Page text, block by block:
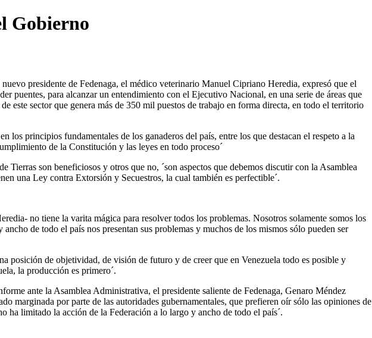
Gobierno
presidente de Fedenaga, el médico veterinario Manuel Cipriano Heredia, expresó que el
puentes, para alcanzar un entendimiento con el Ejecutivo Nacional, en una serie de áreas que
este sector que genera más de 350 mil puestos de trabajo en forma directa, en todo el territorio
los principios fundamentales de los ganaderos del país, entre los que destacan el respeto a la
de la Constitución y las leyes en todo proceso´
Tierras son beneficiosos y otros que no, ´son aspectos que debemos discutir con la Asamblea
una Ley contra Extorsión y Secuestros, la cual también es perfectible´.
no tiene la varita mágica para resolver todos los problemas. Nosotros solamente somos los
de todo el país nos presentan sus problemas y muchos de los mismos sólo pueden ser
posición de objetividad, de visión de futuro y de creer que en Venezuela todo es posible y
la producción es primero´.
ante la Asamblea Administrativa, el presidente saliente de Fedenaga, Genaro Méndez
marginada por parte de las autoridades gubernamentales, que prefieren oír sólo las opiniones de
ha limitado la acción de la Federación a lo largo y ancho de todo el país´.